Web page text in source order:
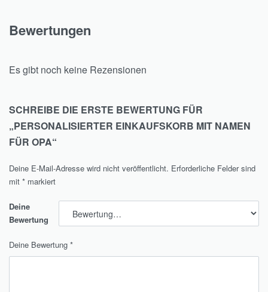
Bewertungen
Es gibt noch keine Rezensionen
SCHREIBE DIE ERSTE BEWERTUNG FÜR
„PERSONALISIERTER EINKAUFSKORB MIT NAMEN
FÜR OPA“
Deine E-Mail-Adresse wird nicht veröffentlicht. Erforderliche Felder sind
mit * markiert
Deine
Bewertung
Deine Bewertung *